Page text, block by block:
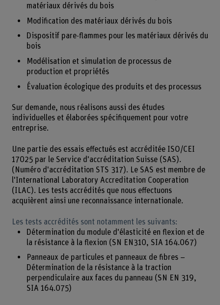
matériaux dérivés du bois
Modification des matériaux dérivés du bois
Dispositif pare-flammes pour les matériaux dérivés du
bois
Modélisation et simulation de processus de
production et propriétés
Évaluation écologique des produits et des processus
Sur demande, nous réalisons aussi des études
individuelles et élaborées spécifiquement pour votre
entreprise.
Une partie des essais effectués est accréditée ISO/CEI
17025 par le Service d'accréditation Suisse (SAS).
(Numéro d'accréditation STS 317). Le SAS est membre de
l'International Laboratory Accreditation Cooperation
(ILAC). Les tests accrédités que nous effectuons
acquièrent ainsi une reconnaissance internationale.
Les tests accrédités sont notamment les suivants:
Détermination du module d'élasticité en flexion et de
la résistance à la flexion (SN EN310, SIA 164.067)
Panneaux de particules et panneaux de fibres –
Détermination de la résistance à la traction
perpendiculaire aux faces du panneau (SN EN 319,
SIA 164.075)